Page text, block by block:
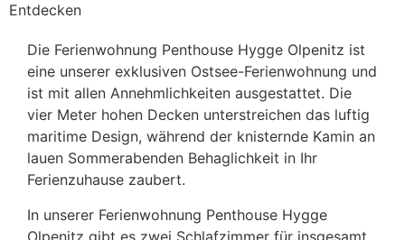
Entdecken
Die Ferienwohnung Penthouse Hygge Olpenitz ist
eine unserer exklusiven Ostsee-Ferienwohnung und
ist mit allen Annehmlichkeiten ausgestattet. Die
vier Meter hohen Decken unterstreichen das luftig
maritime Design, während der knisternde Kamin an
lauen Sommerabenden Behaglichkeit in Ihr
Ferienzuhause zaubert.
In unserer Ferienwohnung Penthouse Hygge
Olpenitz gibt es zwei Schlafzimmer für insgesamt